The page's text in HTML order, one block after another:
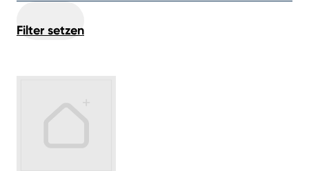
Filter setzen